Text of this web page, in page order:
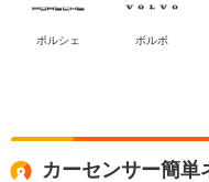
ポルシェ ボルボ
カーセンサー簡単